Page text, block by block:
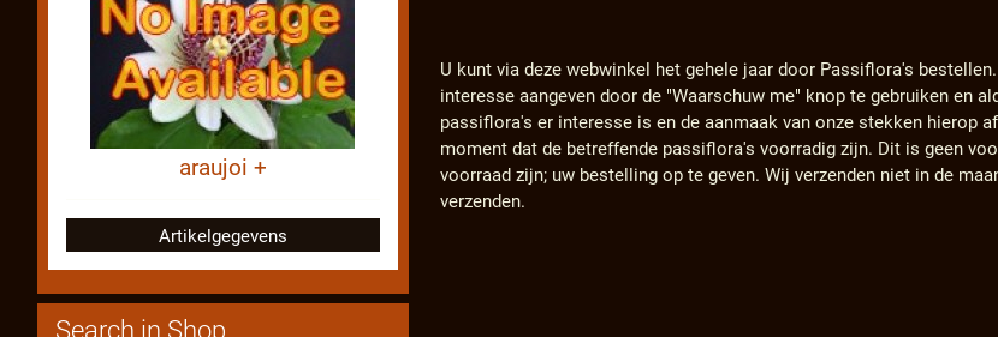
U kunt via deze webwinkel het gehele jaar door Passiflora's
interesse aangeven door de "Waarschuw me" knop te gebruiken en
passiflora's er interesse is en de aanmaak van onze stekken hierop
moment dat de betreffende passiflora's voorradig zijn. Dit is geen
voorraad zijn; uw bestelling op te geven. Wij verzenden niet in de
verzenden.
araujoi +
Artikelgegevens
Search in Shop